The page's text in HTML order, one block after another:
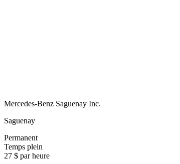
Mercedes-Benz Saguenay Inc.
Saguenay
Permanent
Temps plein
27 $ par heure